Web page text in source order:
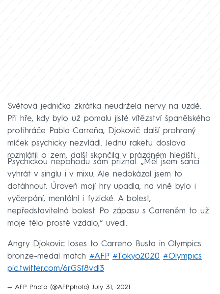
Světová jednička zkrátka neudržela nervy na uzdě.
Při hře, kdy bylo už pomalu jisté vítězství španělského
protihráče Pabla Carreňa, Djokovič další prohraný
míček psychicky nezvládl. Jednu raketu doslova
rozmlátil o zem, další skončila v prázdném hledišti.
Psychickou nepohodu sám přiznal. „Měl jsem šanci
vyhrát v singlu i v mixu. Ale nedokázal jsem to
dotáhnout. Úroveň mojí hry upadla, na vině bylo i
vyčerpání, mentální i fyzické. A bolest,
nepředstavitelná bolest. Po zápasu s Carreněm to už
moje tělo prostě vzdalo,“ uvedl.
Angry Djokovic loses to Carreno Busta in Olympics
bronze-medal match #AFP #Tokyo2020 #Olympics
pic.twitter.com/6rGSf8vdl3
— AFP Photo (@AFPphoto) July 31, 2021